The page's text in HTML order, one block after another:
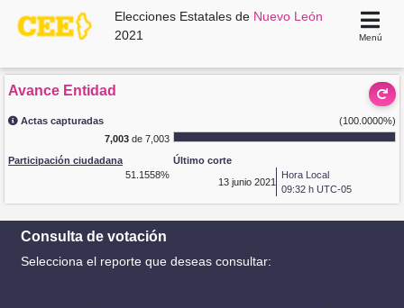
Elecciones Estatales de Nuevo León
2021
Menú
Avance Entidad
Actas capturadas
(100.0000%)
7,003de 7,003
Participación ciudadana
51.1558%
Último corte
13 junio 2021
Hora Local
09:32 h UTC-05
Consulta de votación
Selecciona el reporte que deseas consultar: